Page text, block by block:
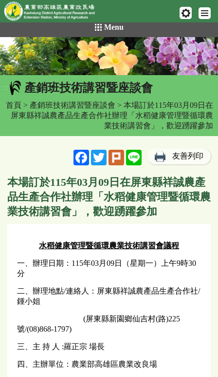
網頁置頂
到
主
要
內
容
區
Menu
::: 產銷班技術講習暨座談會
首頁 > 產銷班技術講習暨座談會 > 本場訂於115年03月09日在
屏東縣祥誠農產品生產合作社辦理「水稻健康管理暨循環農
業技術講習會」，歡迎踴躍參加
FacebookTwitterPlurk Line 友善列印
本場訂於115年03月09日在屏東縣祥誠農產
品生產合作社辦理「水稻健康管理暨循環農
業技術講習會」，歡迎踴躍參加
水稻健康管理暨循環農業技術講習會議程
一、辦理日期：115年03月09日（星期一）上午9時30
分
二、辦理地點/連絡人：屏東縣祥誠農產品生產合作社/
鍾小姐
(屏東縣新園鄉仙吉村(路)225
號/(08)868-1797)
三、主 持 人 :羅正宗 場長
四、主辦單位：農業部高雄區農業改良場